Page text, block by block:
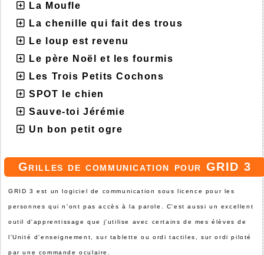
La Moufle
La chenille qui fait des trous
Le loup est revenu
Le père Noël et les fourmis
Les Trois Petits Cochons
SPOT le chien
Sauve-toi Jérémie
Un bon petit ogre
Grilles de communication pour GRID 3
GRID 3 est un logiciel de communication sous licence pour les
personnes qui n'ont pas accès à la parole. C'est aussi un excellent
outil d'apprentissage que j'utilise avec certains de mes élèves de
l'Unité d'enseignement, sur tablette ou ordi tactiles, sur ordi piloté
par une commande oculaire.